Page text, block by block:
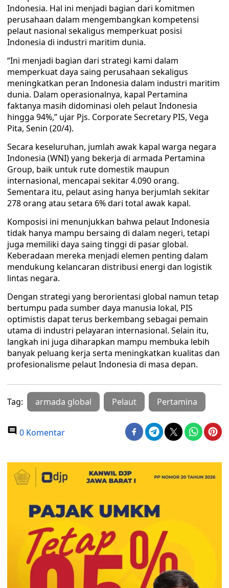
Indonesia. Hal ini menjadi bagian dari komitmen
perusahaan dalam mengembangkan kompetensi
pelaut nasional sekaligus memperkuat posisi
Indonesia di industri maritim dunia.
“Ini menjadi bagian dari strategi kami dalam
memperkuat daya saing perusahaan sekaligus
meningkatkan peran Indonesia dalam industri maritim
dunia. Dalam operasionalnya, kapal Pertamina
faktanya masih didominasi oleh pelaut Indonesia
hingga 94%,” ujar Pjs. Corporate Secretary PIS, Vega
Pita, Senin (20/4).
Secara keseluruhan, jumlah awak kapal warga negara
Indonesia (WNI) yang bekerja di armada Pertamina
Group, baik untuk rute domestik maupun
internasional, mencapai sekitar 4.090 orang.
Sementara itu, pelaut asing hanya berjumlah sekitar
278 orang atau setara 6% dari total awak kapal.
Komposisi ini menunjukkan bahwa pelaut Indonesia
tidak hanya mampu bersaing di dalam negeri, tetapi
juga memiliki daya saing tinggi di pasar global.
Keberadaan mereka menjadi elemen penting dalam
mendukung kelancaran distribusi energi dan logistik
lintas negara.
Dengan strategi yang berorientasi global namun tetap
bertumpu pada sumber daya manusia lokal, PIS
optimistis dapat terus berkembang sebagai pemain
utama di industri pelayaran internasional. Selain itu,
langkah ini juga diharapkan mampu membuka lebih
banyak peluang kerja serta meningkatkan kualitas dan
profesionalisme pelaut Indonesia di masa depan.
Tag: armada global Pelaut Pertamina
0 Komentar